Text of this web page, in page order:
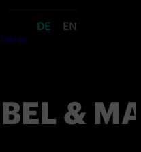
DE EN
&